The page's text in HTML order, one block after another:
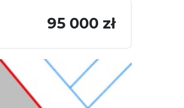
95 000 zł